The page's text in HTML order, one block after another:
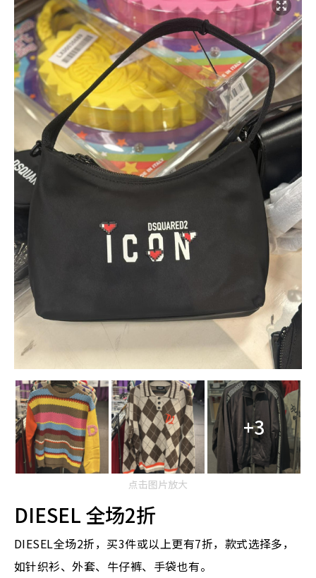
+3
点击图片放大
DIESEL 全场2折
DIESEL全场2折，买3件或以上更有7折，款式选择多，
如针织衫、外套、牛仔裤、手袋也有。⁠